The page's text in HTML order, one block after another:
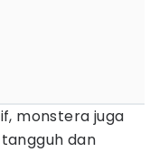
monstera juga
dan